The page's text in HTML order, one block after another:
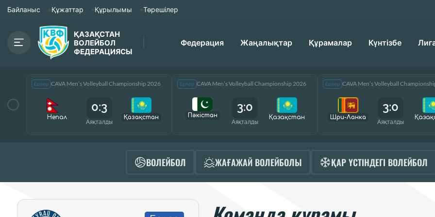
Байланыс Құжаттар Құрылымы Төрешілер
ҚАЗАҚСТАН
ВОЛЕЙБОЛ
ФЕДЕРАЦИЯСЫ
Федерация Жаңалықтар Құрамалар Күнтізбе
Ерлер CAVA Men’s Volleyball Championship 2026
Непал
0:3
Аяқталды
Қазақcтан
Ерлер CAVA Men’s Volleyball Championship 2026
Пәкістан
3:0
Аяқталды
Қазақcтан
Ерлер CAVA Men’s Volleyball
Шри-Ланка
3:0
Аяқталды
ВОЛЕЙБОЛ ЖАҒАЖАЙ ВОЛЕЙБОЛЫ ҚАР ҮСТІНДЕГІ ВОЛЕЙБОЛ